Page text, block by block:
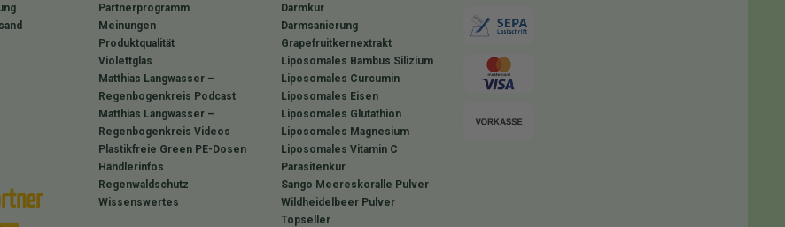
Partnerprogramm
Meinungen
Produktqualität
Violettglas
Matthias Langwasser –
Regenbogenkreis Podcast
Matthias Langwasser –
Regenbogenkreis Videos
Plastikfreie Green PE-Dosen
Händlerinfos
Regenwaldschutz
Wissenswertes
Darmkur
Darmsanierung
Grapefruitkernextrakt
Liposomales Bambus Silizium
Liposomales Curcumin
Liposomales Eisen
Liposomales Glutathion
Liposomales Magnesium
Liposomales Vitamin C
Parasitenkur
Sango Meereskoralle Pulver
Wildheidelbeer Pulver
Topseller